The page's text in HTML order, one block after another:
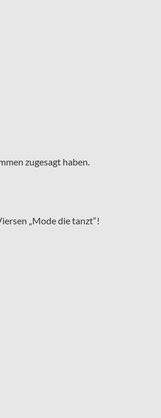
zugesagt haben.
„Mode die tanzt“!